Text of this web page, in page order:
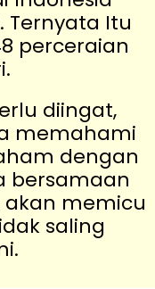
Ternyata Itu
perceraian
diingat,
memahami
dengan
bersamaan
akan memicu
saling